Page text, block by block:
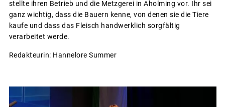
stellte ihren Betrieb und die Metzgerei in Aholming vor. Ihr sei
ganz wichtig, dass die Bauern kenne, von denen sie die Tiere
kaufe und dass das Fleisch handwerklich sorgfältig
verarbeitet werde.
Redakteurin: Hannelore Summer